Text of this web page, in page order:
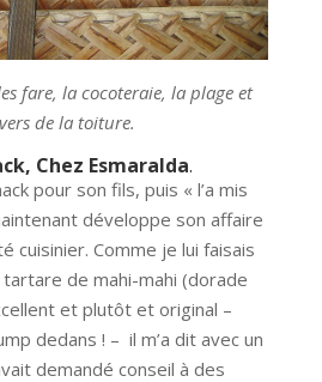
fare, la cocoteraie, la plage et
de la toiture.
Chez Esmaralda.
pour son fils, puis « l’a mis
développe son affaire
cuisinier. Comme je lui faisais
de mahi-mahi (dorade
et plutôt et original –
dedans ! – il m’a dit avec un
demandé conseil à des